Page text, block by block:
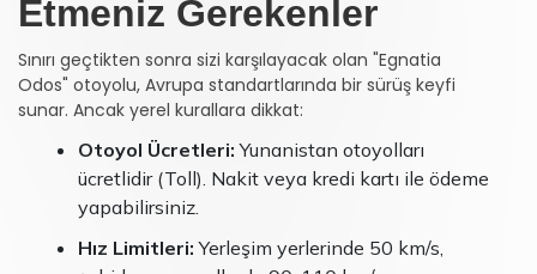
Etmeniz Gerekenler
Sınırı geçtikten sonra sizi karşılayacak olan "Egnatia
Odos" otoyolu, Avrupa standartlarında bir sürüş keyfi
sunar. Ancak yerel kurallara dikkat:
Otoyol Ücretleri: Yunanistan otoyolları
ücretlidir (Toll). Nakit veya kredi kartı ile ödeme
yapabilirsiniz.
Hız Limitleri: Yerleşim yerlerinde 50 km/s,